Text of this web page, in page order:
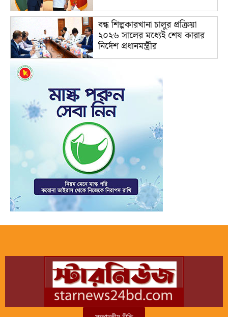
বন্ধ শিল্পকারখানা চালুর প্রক্রিয়া
২০২৬ সালের মধ্যেই শেষ কারার
নির্দেশ প্রধানমন্ত্রীর